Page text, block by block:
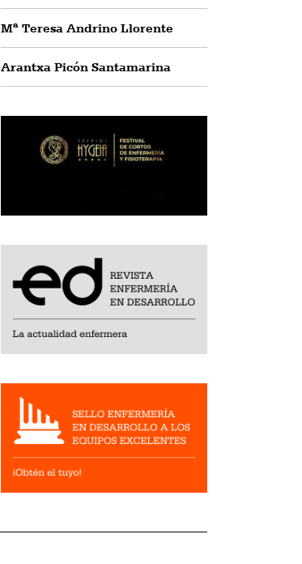
Mª Teresa Andrino Llorente
Arantxa Picón Santamarina